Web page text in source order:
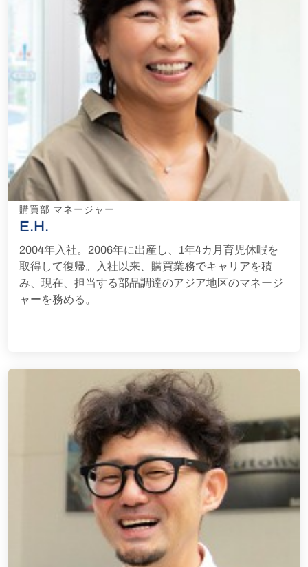
購買部 マネージャー
E.H.
2004年入社。2006年に出産し、1年4カ月育児休暇を
取得して復帰。入社以来、購買業務でキャリアを積
み、現在、担当する部品調達のアジア地区のマネージ
ャーを務める。